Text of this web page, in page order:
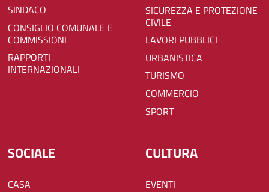
SINDACO
CONSIGLIO COMUNALE E
COMMISSIONI
RAPPORTI
INTERNAZIONALI
SICUREZZA E PROTEZIONE
CIVILE
LAVORI PUBBLICI
URBANISTICA
TURISMO
COMMERCIO
SPORT
SOCIALE
CASA
CULTURA
EVENTI